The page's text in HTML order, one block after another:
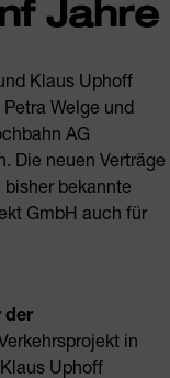
Jahre
Klaus Uphoff
Welge und
AG
Die neuen Verträge
bekannte
GmbH auch für
der
in
Uphoff